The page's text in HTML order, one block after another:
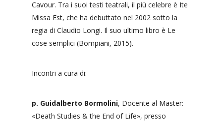
Cavour. Tra i suoi testi teatrali, il più celebre è Ite
Missa Est, che ha debuttato nel 2002 sotto la
regia di Claudio Longi. Il suo ultimo libro è Le
cose semplici (Bompiani, 2015).
Incontri a cura di:
p. Guidalberto Bormolini, Docente al Master:
«Death Studies & the End of Life», presso